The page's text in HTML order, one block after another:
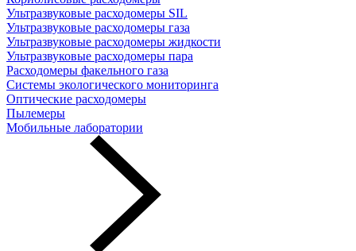
Ультразвуковые расходомеры SIL
Ультразвуковые расходомеры газа
Ультразвуковые расходомеры жидкости
Ультразвуковые расходомеры пара
Расходомеры факельного газа
Системы экологического мониторинга
Оптические расходомеры
Пылемеры
Мобильные лаборатории